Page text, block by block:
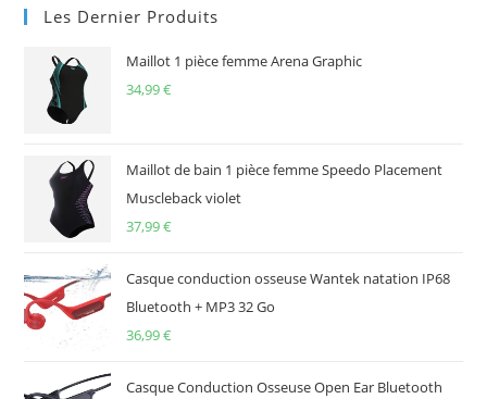
Les Dernier Produits
Maillot 1 pièce femme Arena Graphic
34,99€
Maillot de bain 1 pièce femme Speedo Placement
Muscleback violet
37,99€
Casque conduction osseuse Wantek natation IP68
Bluetooth + MP3 32 Go
36,99€
Casque Conduction Osseuse Open Ear Bluetooth